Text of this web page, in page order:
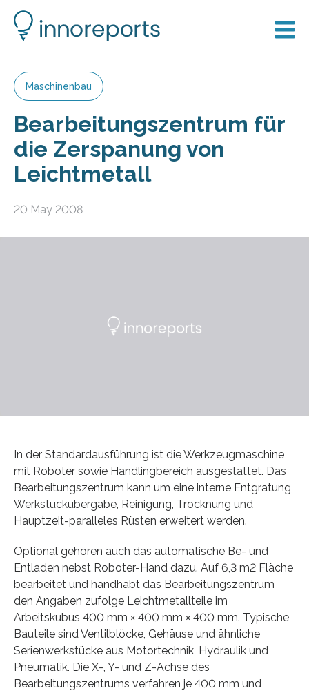
Maschinenbau
Bearbeitungszentrum für
die Zerspanung von
Leichtmetall
20 May 2008
In der Standardausführung ist die Werkzeugmaschine
mit Roboter sowie Handlingbereich ausgestattet. Das
Bearbeitungszentrum kann um eine interne Entgratung,
Werkstückübergabe, Reinigung, Trocknung und
Hauptzeit-paralleles Rüsten erweitert werden.
Optional gehören auch das automatische Be- und
Entladen nebst Roboter-Hand dazu. Auf 6,3 m2 Fläche
bearbeitet und handhabt das Bearbeitungszentrum
den Angaben zufolge Leichtmetallteile im
Arbeitskubus 400 mm × 400 mm × 400 mm. Typische
Bauteile sind Ventilblöcke, Gehäuse und ähnliche
Serienwerkstücke aus Motortechnik, Hydraulik und
Pneumatik. Die X-, Y- und Z-Achse des
Bearbeitungszentrums verfahren je 400 mm und